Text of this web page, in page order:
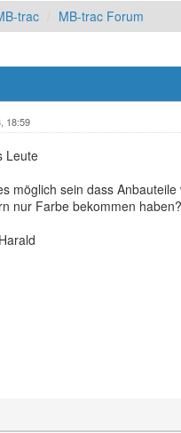
trac MB-trac Forum
18:59
Leute
möglich sein dass
nur Farbe bekommen haben?